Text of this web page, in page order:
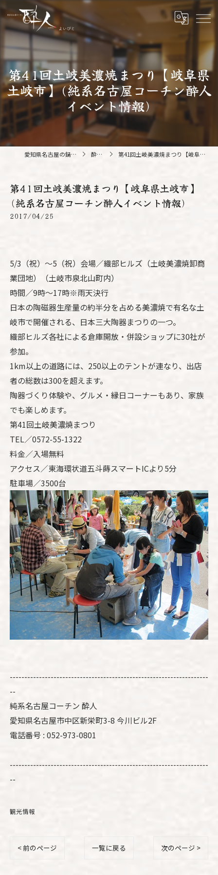
第41回土岐美濃焼まつり【岐阜県
土岐市】(純系名古屋コーチン酔人
イベント情報)
愛知県名古屋の鍋なら純系名古屋コーチン 酔人 酔人ブログ 第41回土岐美濃焼まつり【岐阜県土岐市】(純系名古屋コーチン酔人イベント情報)
第41回土岐美濃焼まつり【岐阜県土岐市】
(純系名古屋コーチン酔人イベント情報)
2017/04/25
5/3（祝）～5（祝）会場／織部ヒルズ（土岐美濃焼卸商
業団地）（土岐市泉北山町内）
時間／9時～17時※雨天決行
日本の陶磁器生産量の約半分を占める美濃焼で有名な土
岐市で開催される、日本三大陶器まつりの一つ。
織部ヒルズ各社による倉庫開放・併設ショップに30社が
参加。
1km以上の道路には、250以上のテントが連なり、出店
者の総数は300を超えます。
陶器づくり体験や、グルメ・縁日コーナーもあり、家族
でも楽しめます。
第41回土岐美濃焼まつり
TEL／0572-55-1322
料金／入場無料
アクセス／東海環状道五斗蒔スマートICより5分
駐車場／3500台
--------------------------------------------------------------------
--
純系名古屋コーチン 酔人
愛知県名古屋市中区新栄町3-8 今川ビル2F
電話番号 : 052-973-0801
--------------------------------------------------------------------
--
観光情報
< 前のページ 一覧に戻る 次のページ >